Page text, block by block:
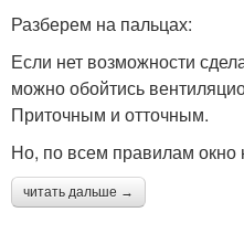
Разберем на пальцах:
Если нет возможности
можно обойтись
Приточным и отточным.
Но, по всем правилам окно
читать дальше →